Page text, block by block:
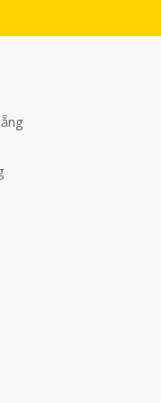
tiện lợi
có thể sạc đầy một chiếc
lớn, bộ sạc vẫn rất nhỏ
dễ dàng bỏ vào túi